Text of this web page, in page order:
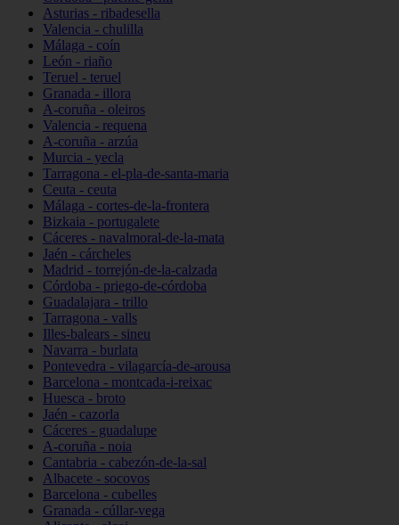
Asturias - ribadesella
Valencia - chulilla
Málaga - coín
León - riaño
Teruel - teruel
Granada - illora
A-coruña - oleiros
Valencia - requena
A-coruña - arzúa
Murcia - yecla
Tarragona - el-pla-de-santa-maria
Ceuta - ceuta
Málaga - cortes-de-la-frontera
Bizkaia - portugalete
Cáceres - navalmoral-de-la-mata
Jaén - cárcheles
Madrid - torrejón-de-la-calzada
Córdoba - priego-de-córdoba
Guadalajara - trillo
Tarragona - valls
Illes-balears - sineu
Navarra - burlata
Pontevedra - vilagarcía-de-arousa
Barcelona - montcada-i-reixac
Huesca - broto
Jaén - cazorla
Cáceres - guadalupe
A-coruña - noia
Cantabria - cabezón-de-la-sal
Albacete - socovos
Barcelona - cubelles
Granada - cúllar-vega